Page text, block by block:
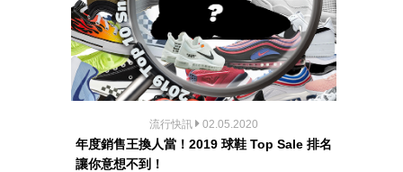
流行快訊 02.05.2020
年度銷售王換人當！2019 球鞋 Top Sale 排名
讓你意想不到！